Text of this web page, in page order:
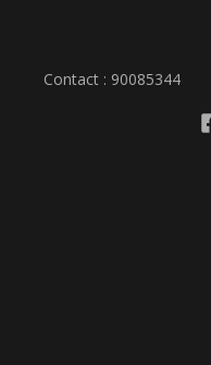
Contact : 90085344